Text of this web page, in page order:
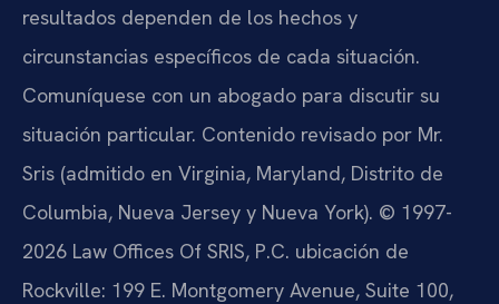
resultados dependen de los hechos y
circunstancias específicos de cada situación.
Comuníquese con un abogado para discutir su
situación particular. Contenido revisado por Mr.
Sris (admitido en Virginia, Maryland, Distrito de
Columbia, Nueva Jersey y Nueva York). © 1997-
2026 Law Offices Of SRIS, P.C. ubicación de
Rockville: 199 E. Montgomery Avenue, Suite 100,